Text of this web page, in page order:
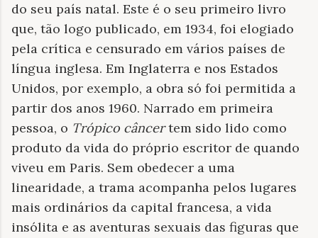
do seu país natal. Este é o seu primeiro livro
que, tão logo publicado, em 1934, foi elogiado
pela crítica e censurado em vários países de
língua inglesa. Em Inglaterra e nos Estados
Unidos, por exemplo, a obra só foi permitida a
partir dos anos 1960. Narrado em primeira
pessoa, o Trópico câncertem sido lido como
produto da vida do próprio escritor de quando
viveu em Paris. Sem obedecer a uma
linearidade, a trama acompanha pelos lugares
mais ordinários da capital francesa, a vida
insólita e as aventuras sexuais das figuras que